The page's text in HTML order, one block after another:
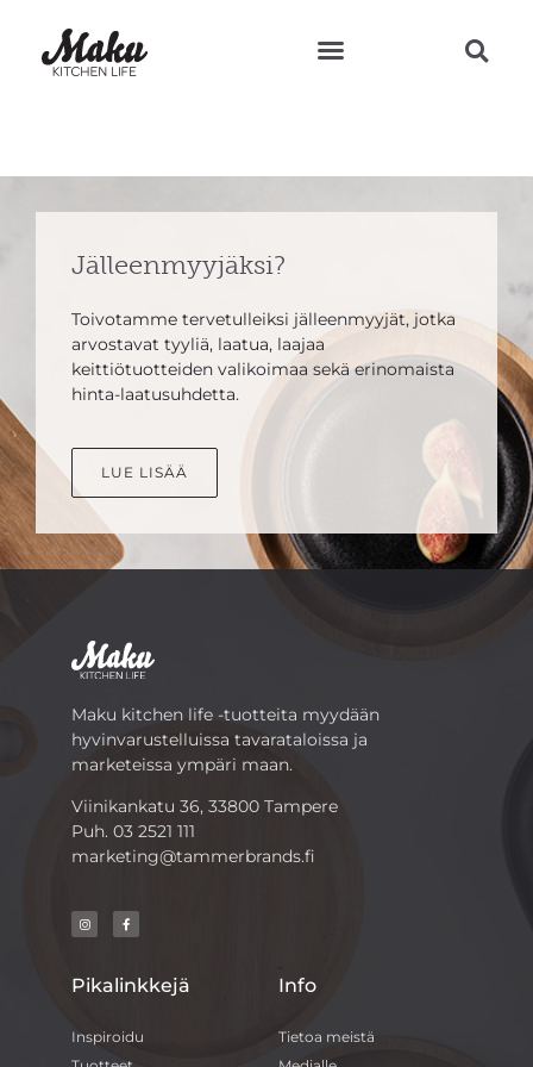
Jälleenmyyjäksi?
Toivotamme tervetulleiksi jälleenmyyjät, jotka
arvostavat tyyliä, laatua, laajaa
keittiötuotteiden valikoimaa sekä erinomaista
hinta-laatusuhdetta.
LUE LISÄÄ
Maku kitchen life -tuotteita myydään
hyvinvarustelluissa tavarataloissa ja
marketeissa ympäri maan.
Viinikankatu 36, 33800 Tampere
Puh. 03 2521 111
marketing@tammerbrands.fi
Pikalinkkejä
Inspiroidu
Info
Tietoa meistä